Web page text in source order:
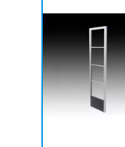
智能防盗标签在服装行
智能防盗设备的运用【
RFID防盗器系统在商超